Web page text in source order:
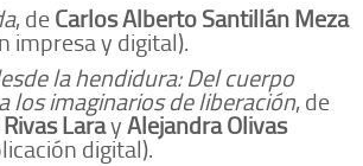
, deCarlos Alberto Santillán Meza
impresa y digital).
la hendidura: Del cuerpo
los imaginarios de liberación, de
LarayAlejandra Olivas
digital).